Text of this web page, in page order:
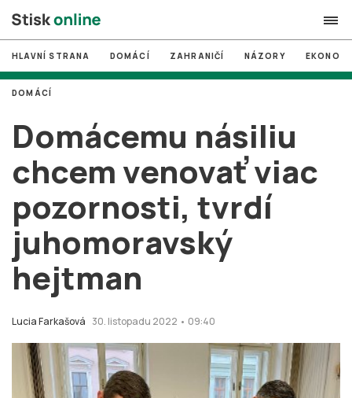
search
# MUNI
# Brno
# volby
login PŘIHLÁSIT SE
Zapomněli jste heslo?
Založit nový účet
HLAVNÍ STRANA DOMÁCÍ ZAHRANIČÍ NÁZORY
Domácemu násiliu
chcem venovať viac
pozornosti, tvrdí
juhomoravský
hejtman
Lucia Farkašová 30. listopadu 2022 • 09:40
DOMÁCÍ